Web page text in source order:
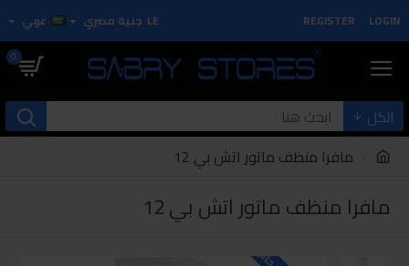
LOGIN
REGISTER
LE جنية مصري عربي
0
الكل
مافرا منظف ماتور اتش بي 12
مافرا منظف ماتور اتش بي 12